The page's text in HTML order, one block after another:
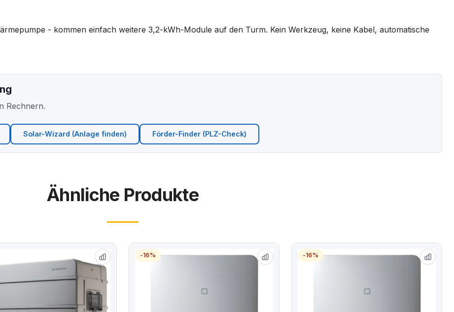
- kommen einfach weitere 3,2-kWh-Module auf den Turm. Kein Werkzeug, keine Kabel, automatische
Rechnern.
Solar-Wizard (Anlage finden) Förder-Finder (PLZ-Check)
Ähnliche Produkte
-16% -16%